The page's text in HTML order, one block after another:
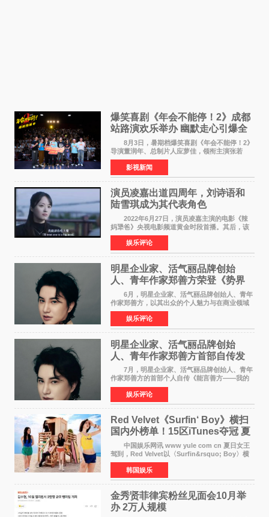
爆笑喜剧《年会不能停！2》成都
站路演欢乐举办 幽默走心引爆全
场共鸣
8月3日，暑期档爆笑喜剧《年会不能停！2》
导演董润年、总制片人应萝佳，领衔主演张若
昀、白客，惊喜出演庄达菲，特别主演孙艺洲，
特别出演田雨，友情出演欧阳奋强出席成都路
演，与观众近距离互
影视新闻
演员凌嘉出道四周年，刘诗语和
陆雪琪成为其代表角色
2022年6月27日，演员凌嘉主演的电影《辣
妈犟爸》央视电影频道黄金时段首播。其后，该
电影在央视电影频道多次复播（2022年8月10
日，2022年9月30日，2023年7月17日，2025年7
月14日）。除了多次复
娱乐评论
明星企业家、活气丽品牌创始
人、青年作家郑善方荣登《势界
POWERCIRCLES》6月刊
6月，明星企业家、活气丽品牌创始人、青年
作家郑善方，以其出众的个人魅力与在商业领域
的卓越建树，成功登上《势界
POWERCIRCLES》，展现了他在时尚与商业领
域的双重影响力。 明星企业家、青
娱乐评论
明星企业家、活气丽品牌创始
人、青年作家郑善方首部自传发
布， 书写跨界创业者的成长答卷
7月，明星企业家、活气丽品牌创始人、青年
作家郑善方的首部个人自传《能言善方——我的
跨界人生》正式发行。这本书以他的人生轨迹为
脉络，首次完整公开了从逐梦少年到横跨美业、
公益等多领域的
娱乐评论
Red Velvet《Surfin‘ Boy》横扫
国内外榜单！15区iTunes夺冠 夏
日女王强势回归
中国娱乐网讯 www yule com cn 夏日女王
驾到，Red Velvet以〈Surfin&rsquo; Boy〉横
扫国内外榜单，获得音乐粉丝的热烈反响。
Red Velvet于3日发行了夏日迷你专辑《Velvet
Summer》，
韩国娱乐
金秀贤菲律宾粉丝见面会10月举
办 2万人规模